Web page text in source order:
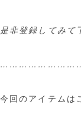
是非登録してみて
今回のアイテムは